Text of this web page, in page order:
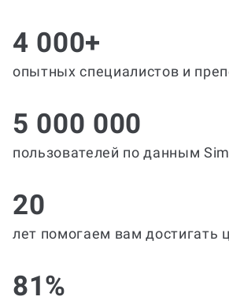
4 000+
опытных специалистов и
5 000 000
пользователей по данным
20
лет помогаем вам достигать
81%